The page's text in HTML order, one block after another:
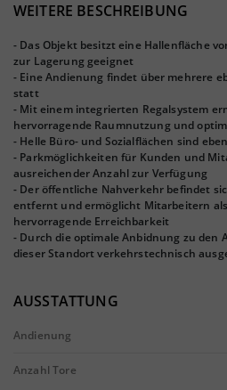
WEITERE BESCHREIBUNG
- Das Objekt besitzt eine Hallenfläche
zur Lagerung geeignet
- Eine Andienung findet über mehrere
statt
- Mit einem integrierten Regalsystem
hervorragende Raumnutzung und
- Helle Büro- und Sozialflächen sind
- Parkmöglichkeiten für Kunden und
ausreichender Anzahl zur Verfügung
- Der öffentliche Nahverkehr befindet
entfernt und ermöglicht Mitarbeitern
hervorragende Erreichbarkeit
- Durch die optimale Anbidnung zu den
dieser Standort verkehrstechnisch
AUSSTATTUNG
Andienung
Anzahl Tore